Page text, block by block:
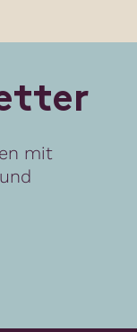
tter
mit